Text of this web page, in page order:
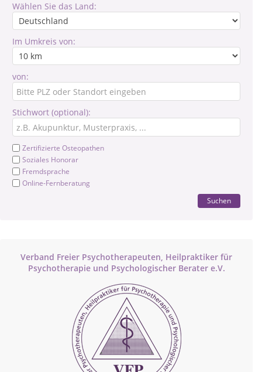
Wählen Sie das Land:
Im Umkreis von:
von:
Stichwort (optional):
Zertifizierte Osteopathen
Soziales Honorar
Fremdsprache
Online-Fernberatung
Suchen
Verband Freier Psychotherapeuten, Heilpraktiker für
Psychotherapie und Psychologischer Berater e.V.